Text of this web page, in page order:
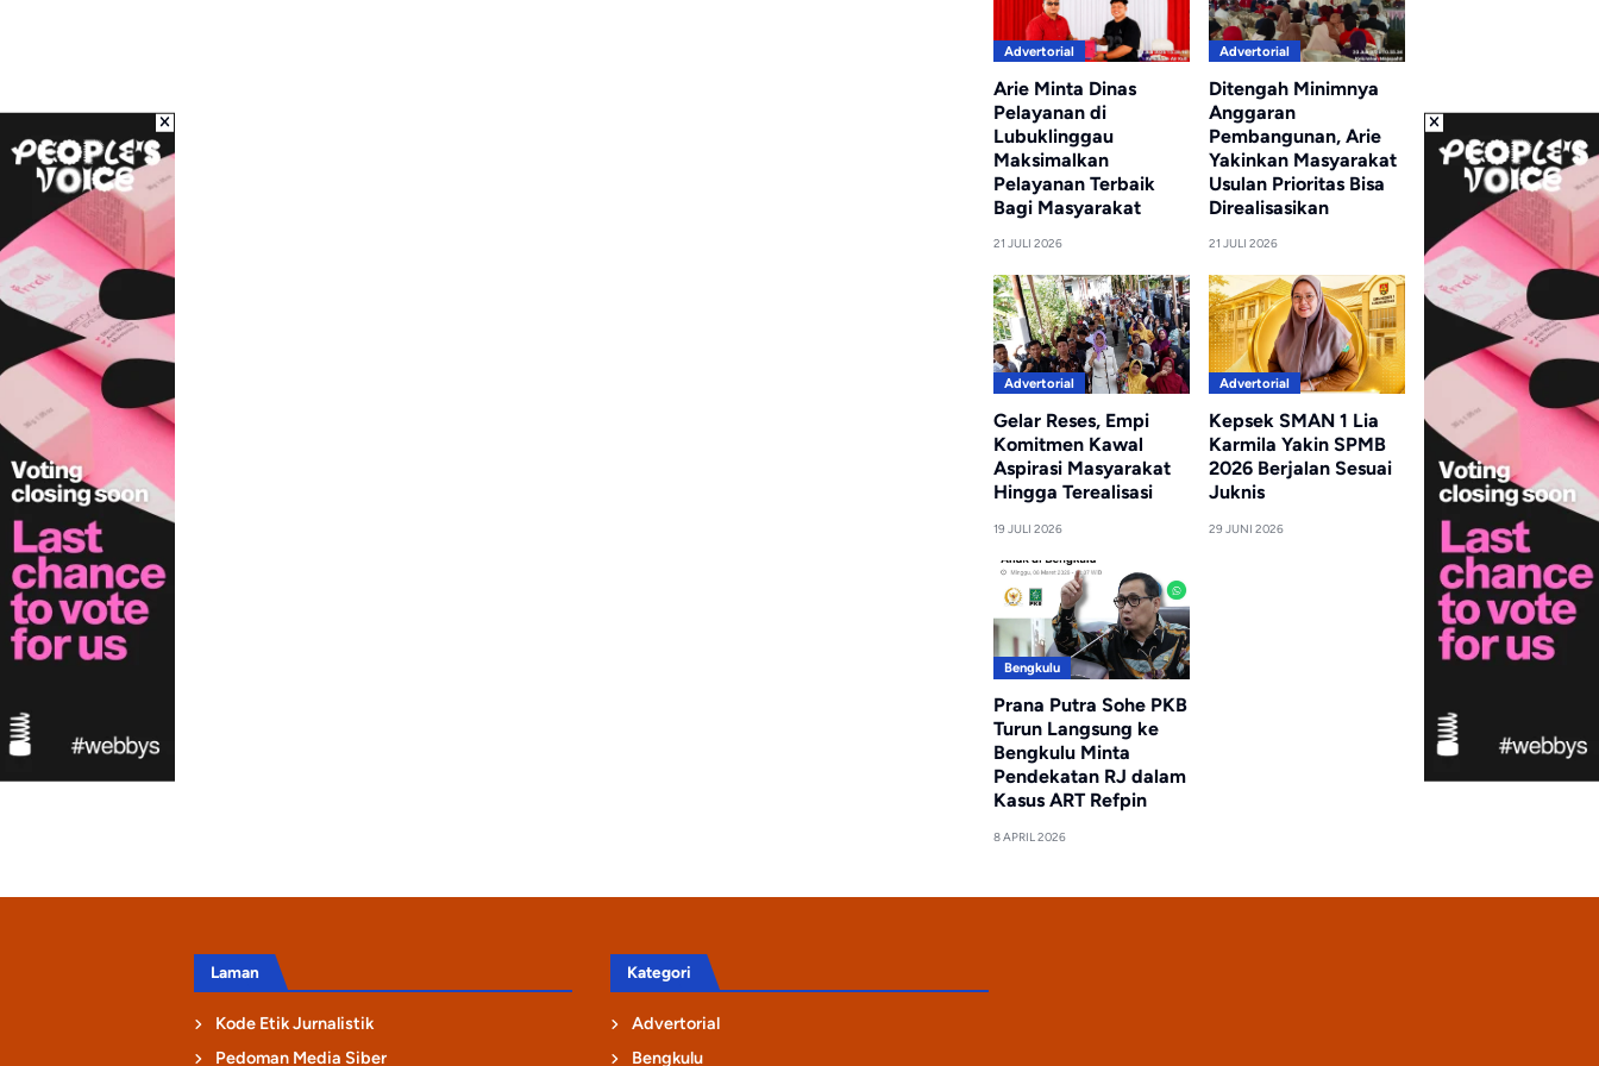
Advertorial
Arie Minta Dinas
Pelayanan di
Lubuklinggau
Maksimalkan
Pelayanan Terbaik
Bagi Masyarakat
21 JULI 2026
Advertorial
Ditengah Minimnya
Anggaran
Pembangunan, Arie
Yakinkan Masyarakat
Usulan Prioritas Bisa
Direalisasikan
21 JULI 2026
Advertorial
Gelar Reses, Empi
Komitmen Kawal
Aspirasi Masyarakat
Hingga Terealisasi
19 JULI 2026
Advertorial
Kepsek SMAN 1 Lia
Karmila Yakin SPMB
2026 Berjalan Sesuai
Juknis
29 JUNI 2026
Bengkulu
Prana Putra Sohe PKB
Turun Langsung ke
Bengkulu Minta
Pendekatan RJ dalam
Kasus ART Refpin
8 APRIL 2026
Laman
Kode Etik Jurnalistik
Pedoman Media Siber
Kategori
Advertorial
Bengkulu